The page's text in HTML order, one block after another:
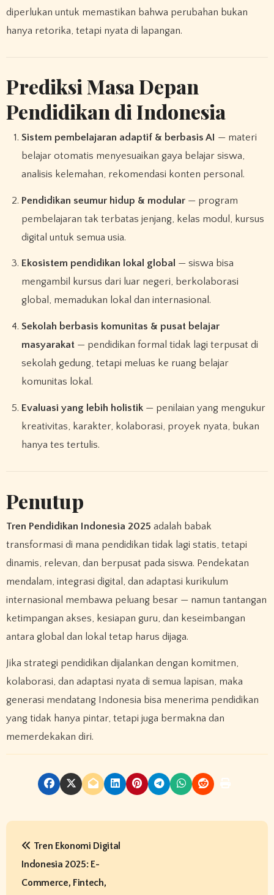
diperlukan untuk memastikan bahwa perubahan bukan
hanya retorika, tetapi nyata di lapangan.
Prediksi Masa Depan
Pendidikan di Indonesia
Sistem pembelajaran adaptif & berbasis AI — materi
belajar otomatis menyesuaikan gaya belajar siswa,
analisis kelemahan, rekomendasi konten personal.
Pendidikan seumur hidup & modular — program
pembelajaran tak terbatas jenjang, kelas modul, kursus
digital untuk semua usia.
Ekosistem pendidikan lokal global — siswa bisa
mengambil kursus dari luar negeri, berkolaborasi
global, memadukan lokal dan internasional.
Sekolah berbasis komunitas & pusat belajar
masyarakat — pendidikan formal tidak lagi terpusat di
sekolah gedung, tetapi meluas ke ruang belajar
komunitas lokal.
Evaluasi yang lebih holistik — penilaian yang mengukur
kreativitas, karakter, kolaborasi, proyek nyata, bukan
hanya tes tertulis.
Penutup
Tren Pendidikan Indonesia 2025 adalah babak
transformasi di mana pendidikan tidak lagi statis, tetapi
dinamis, relevan, dan berpusat pada siswa. Pendekatan
mendalam, integrasi digital, dan adaptasi kurikulum
internasional membawa peluang besar — namun tantangan
ketimpangan akses, kesiapan guru, dan keseimbangan
antara global dan lokal tetap harus dijaga.
Jika strategi pendidikan dijalankan dengan komitmen,
kolaborasi, dan adaptasi nyata di semua lapisan, maka
generasi mendatang Indonesia bisa menerima pendidikan
yang tidak hanya pintar, tetapi juga bermakna dan
memerdekakan diri.
P
Tren Ekonomi Digital
Indonesia 2025: E-
Commerce, Fintech,